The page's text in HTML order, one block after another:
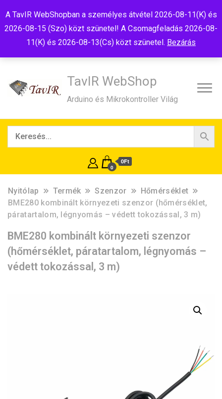
A TavIR WebShopban a személyes átvétel 2026-08-11(K) és
2026-08-15 (Szo) közt szünetel! A Csomagfeladás 2026-08-
11(K) és 2026-08-13(Cs) közt szünetel. Bezárás
TavIR WebShop
Arduino és Mikrokontroller Világ
0
0Ft
Nyitólap Termék Szenzor
Hőmérséklet
BME280 kombinált környezeti szenzor (hőmérséklet,
páratartalom, légnyomás – védett tokozással, 3 m)
BME280 kombinált környezeti szenzor
(hőmérséklet, páratartalom, légnyomás –
védett tokozással, 3 m)